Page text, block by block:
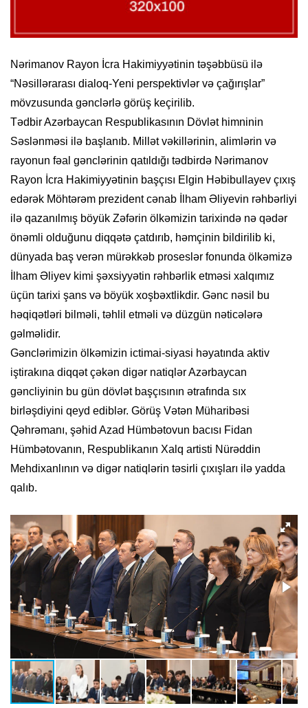
Nərimanov Rayon İcra Hakimiyyətinin təşəbbüsü ilə
“Nəsillərarası dialoq-Yeni perspektivlər və çağırışlar”
mövzusunda gənclərlə görüş keçirilib.
Tədbir Azərbaycan Respublikasının Dövlət himninin
Səslənməsi ilə başlanıb. Millət vəkillərinin, alimlərin və
rayonun fəal gənclərinin qatıldığı tədbirdə Nərimanov
Rayon İcra Hakimiyyətinin başçısı Elgin Həbibullayev çıxış
edərək Möhtərəm prezident cənab İlham Əliyevin rəhbərliyi
ilə qazanılmış böyük Zəfərin ölkəmizin tarixində nə qədər
önəmli olduğunu diqqətə çatdırıb, həmçinin bildirilib ki,
dünyada baş verən mürəkkəb proseslər fonunda ölkəmizə
İlham Əliyev kimi şəxsiyyətin rəhbərlik etməsi xalqımız
üçün tarixi şans və böyük xoşbəxtlikdir. Gənc nəsil bu
həqiqətləri bilməli, təhlil etməli və düzgün nəticələrə
gəlməlidir.
Gənclərimizin ölkəmizin ictimai-siyasi həyatında aktiv
iştirakına diqqət çəkən digər natiqlər Azərbaycan
gəncliyinin bu gün dövlət başçısının ətrafında sıx
birləşdiyini qeyd ediblər. Görüş Vətən Müharibəsi
Qəhrəmanı, şəhid Azad Hümbətovun bacısı Fidan
Hümbətovanın, Respublikanın Xalq artisti Nürəddin
Mehdixanlının və digər natiqlərin təsirli çıxışları ilə yadda
qalıb.